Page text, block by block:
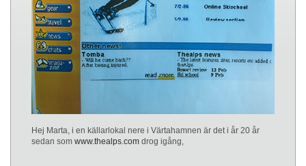
Hej Marta, i en källarlokal nere i Värtahamnen är det i år 20 år
sedan som www.thealps.com drog igång,